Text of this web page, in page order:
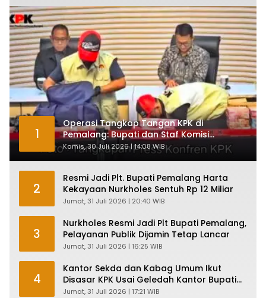
1
Operasi Tangkap Tangan KPK di
Pemalang: Bupati dan Staf Komisi
Antirasuah Ditetapkan Tersangka
Kamis, 30 Juli 2026 | 14:08 WIB
2
Resmi Jadi Plt. Bupati Pemalang Harta
Kekayaan Nurkholes Sentuh Rp 12 Miliar
Jumat, 31 Juli 2026 | 20:40 WIB
3
Nurkholes Resmi Jadi Plt Bupati Pemalang,
Pelayanan Publik Dijamin Tetap Lancar
Jumat, 31 Juli 2026 | 16:25 WIB
4
Kantor Sekda dan Kabag Umum Ikut
Disasar KPK Usai Geledah Kantor Bupati
Pemalang
Jumat, 31 Juli 2026 | 17:21 WIB